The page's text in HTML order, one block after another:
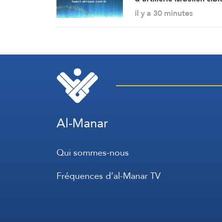
localité de Mays el-Jabal
il y a 30 minutes
Al-Manar
Qui sommes-nous
Fréquences d’al-Manar TV